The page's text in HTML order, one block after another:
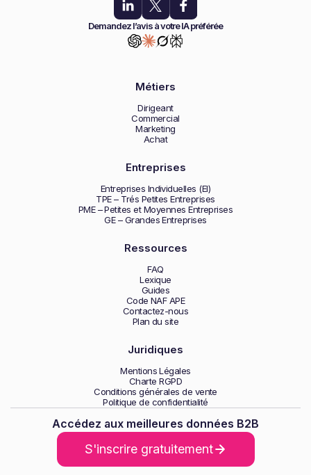
Demandez l’avis à votre IA préférée
Métiers
Dirigeant
Commercial
Marketing
Achat
Entreprises
Entreprises Individuelles (EI)
TPE – Trés Petites Entreprises
PME – Petites et Moyennes Entreprises
GE – Grandes Entreprises
Ressources
FAQ
Lexique
Guides
Code NAF APE
Contactez-nous
Plan du site
Juridiques
Mentions Légales
Charte RGPD
Conditions générales de vente
Politique de confidentialité
Accédez aux meilleures données B2B
S'inscrire gratuitement